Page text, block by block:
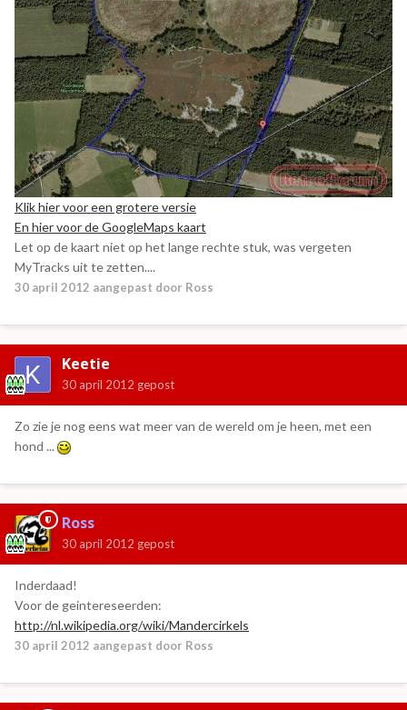
Klik hier voor een grotere versie
En hier voor de GoogleMaps kaart
Let op de kaart niet op het lange rechte stuk, was vergeten
MyTracks uit te zetten....
30 april 2012 aangepast door Ross
Keetie
30 april 2012 gepost
Zo zie je nog eens wat meer van de wereld om je heen, met een
hond ...
Ross
30 april 2012 gepost
Inderdaad!
Voor de geintereseerden:
http://nl.wikipedia.org/wiki/Mandercirkels
30 april 2012 aangepast door Ross